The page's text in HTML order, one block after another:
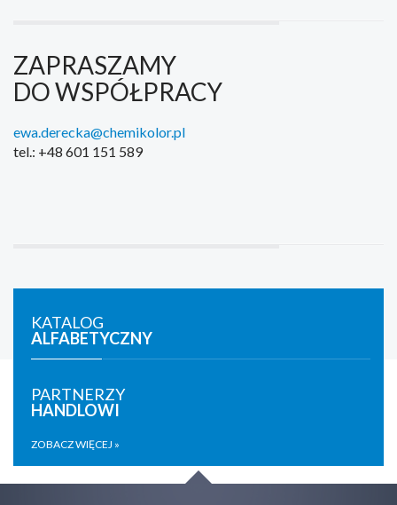
ZAPRASZAMY
DO WSPÓŁPRACY
ewa.derecka@chemikolor.pl
tel.: +48 601 151 589
KATALOG
ALFABETYCZNY
PARTNERZY
HANDLOWI
ZOBACZ WIĘCEJ »